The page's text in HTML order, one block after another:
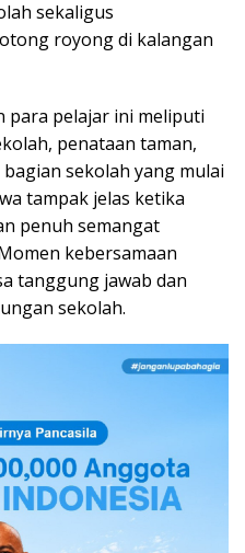
sekaligus
royong di kalangan
para pelajar ini meliputi
penataan taman,
sekolah yang mulai
tampak jelas ketika
penuh semangat
kebersamaan
tanggung jawab dan
sekolah.